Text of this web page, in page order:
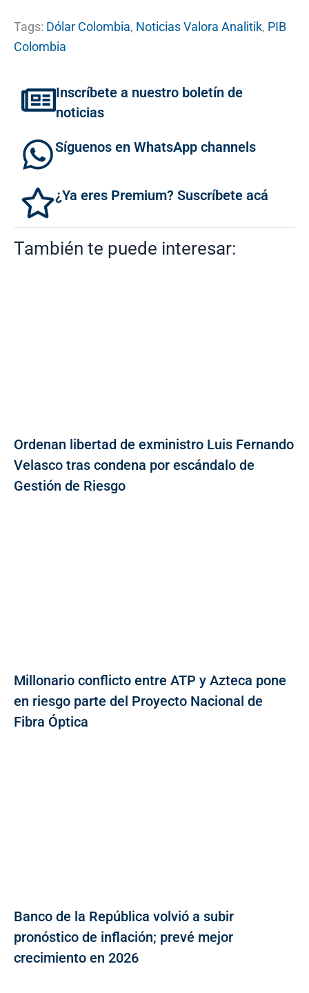
Tags: Dólar Colombia, Noticias Valora Analitik, PIB
Colombia
Inscríbete a nuestro boletín de
noticias
Síguenos en WhatsApp channels
¿Ya eres Premium? Suscríbete acá
También te puede interesar:
Ordenan libertad de exministro Luis Fernando
Velasco tras condena por escándalo de
Gestión de Riesgo
Millonario conflicto entre ATP y Azteca pone
en riesgo parte del Proyecto Nacional de
Fibra Óptica
Banco de la República volvió a subir
pronóstico de inflación; prevé mejor
crecimiento en 2026